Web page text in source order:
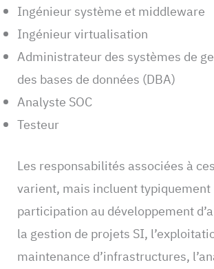
Ingénieur système et middleware
Ingénieur virtualisation
Administrateur des systèmes de
des bases de données (DBA)
Analyste SOC
Testeur
Les responsabilités associées à
varient, mais incluent typiquement
participation au développement
la gestion de projets SI,
maintenance d’infrastructures,